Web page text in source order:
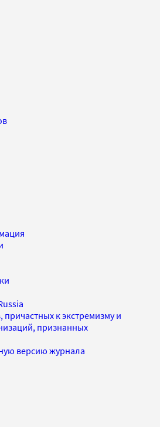
причастных к экстремизму и
признанных
версию журнала